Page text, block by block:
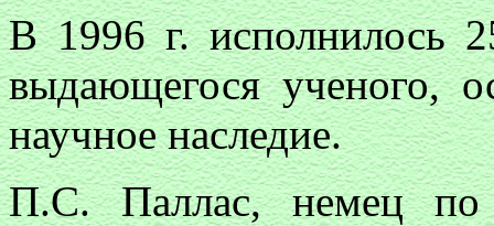
В 1996 г. исполнилось
выдающегося ученого,
научное наследие.
П.С. Паллас, немец по